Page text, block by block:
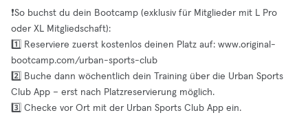
❗️So buchst du dein Bootcamp (exklusiv für Mitglieder mit L Pro
oder XL Mitgliedschaft):
1️⃣ Reserviere zuerst kostenlos deinen Platz auf: www.original-
bootcamp.com/urban-sports-club
2️⃣ Buche dann wöchentlich dein Training über die Urban Sports
Club App – erst nach Platzreservierung möglich.
3️⃣ Checke vor Ort mit der Urban Sports Club App ein.